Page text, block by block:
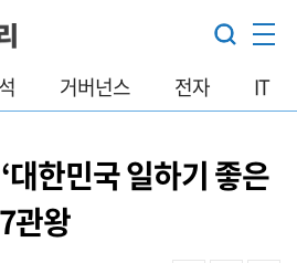
거버넌스 전자 IT
한민국 일하기 좋은
관왕